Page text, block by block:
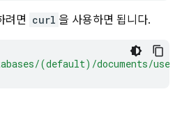
려면 curl 을 사용하면 됩니다.
(default)/documents/users"